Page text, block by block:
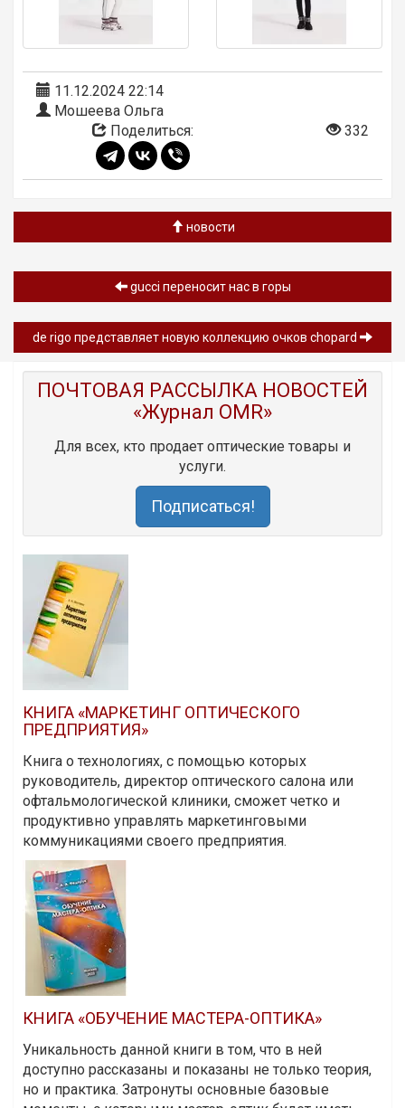
11.12.2024 22:14
Мошеева Ольга
Поделиться:
332
новости
gucci переносит нас в горы
de rigo представляет новую коллекцию очков chopard
ПОЧТОВАЯ РАССЫЛКА НОВОСТЕЙ
«Журнал OMR»
Для всех, кто продает оптические товары и
услуги.
Подписаться!
КНИГА «МАРКЕТИНГ ОПТИЧЕСКОГО
ПРЕДПРИЯТИЯ»
Книга о технологиях, с помощью которых
руководитель, директор оптического салона или
офтальмологической клиники, сможет четко и
продуктивно управлять маркетинговыми
коммуникациями своего предприятия.
КНИГА «ОБУЧЕНИЕ МАСТЕРА-ОПТИКА»
Уникальность данной книги в том, что в ней
доступно рассказаны и показаны не только теория,
но и практика. Затронуты основные базовые